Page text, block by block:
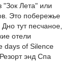
Лета" или
Это побережье
тут песчаное,
отели
days of Silence
энд Спа